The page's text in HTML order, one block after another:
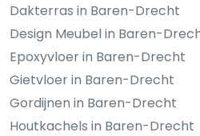
Dakterras in Baren-Drecht
Design Meubel in Baren-
Epoxyvloer in Baren-Drecht
Gietvloer in Baren-Drecht
Gordijnen in Baren-Drecht
Houtkachels in Baren-Drecht